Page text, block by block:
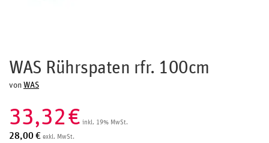
WAS Rührspaten rfr. 100cm
von WAS
33,32€ inkl. 19% MwSt.
28,00€ exkl. MwSt.